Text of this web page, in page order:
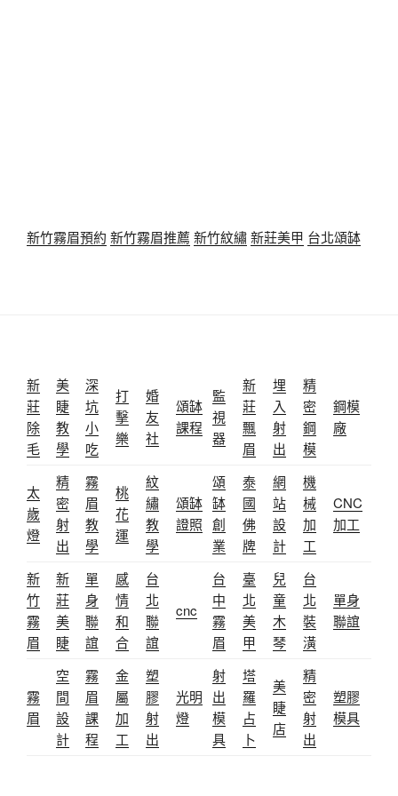
新竹霧眉預約 新竹霧眉推薦 新竹紋繡新莊美甲 台北頌缽
新
莊
除
毛
美
睫
教
學
深
坑
小
吃
打
擊
樂
婚
友
社
頌缽
課程
監
視
器
新
莊
飄
眉
埋
入
射
出
精
密
鋼
模
鋼模
廠
太
歲
燈
精
密
射
出
霧
眉
教
學
桃
花
運
紋
繡
教
學
頌缽
證照
頌
缽
創
業
泰
國
佛
牌
網
站
設
計
機
械
加
工
CNC
加工
新
竹
霧
眉
新
莊
美
睫
單
身
聯
誼
感
情
和
合
台
北
聯
誼
cnc
台
中
霧
眉
臺
北
美
甲
兒
童
木
琴
台
北
裝
潢
單身
聯誼
霧
眉
空
間
設
計
霧
眉
課
程
金
屬
加
工
塑
膠
射
出
光明
燈
射
出
模
具
塔
羅
占
卜
美
睫
店
精
密
射
出
塑膠
模具